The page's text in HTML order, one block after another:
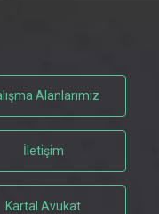
Alanlarımız
İletişim
Kartal Avukat